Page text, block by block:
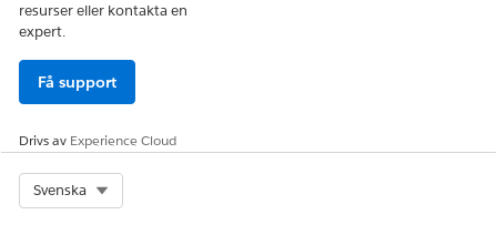
resurser eller kontakta en
expert.
Få support
Drivs av Experience Cloud
Svenska